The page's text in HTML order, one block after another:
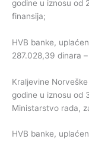
godine u iznosu od
finansija;
HVB banke,
287.028,39 dinara
Kraljevine
godine u iznosu od
Ministarstvo rada,
HVB banke,